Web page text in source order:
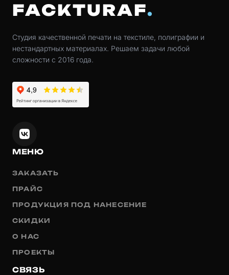
FACKTURAF
Студия качественной печати на текстиле, полиграфии и
нестандартных материалах. Решаем задачи любой
сложности с 2016 года.
МЕНЮ
ЗАКАЗАТЬ
ПРАЙС
ПРОДУКЦИЯ ПОД НАНЕСЕНИЕ
СКИДКИ
О НАС
ПРОЕКТЫ
СВЯЗЬ